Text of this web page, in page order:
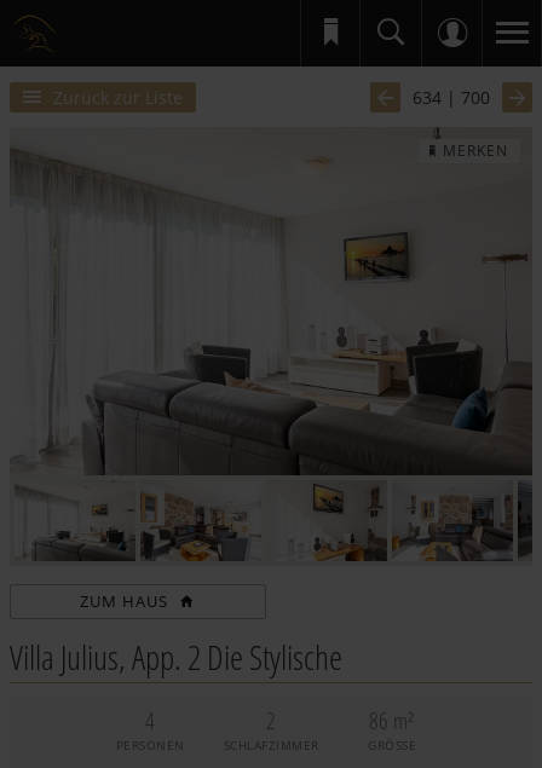
Zurück zur Liste 634 | 700
MERKEN
ZUM HAUS
Villa Julius, App. 2 Die Stylische
4
PERSONEN
2
SCHLAFZIMMER
86 m²
GRÖSSE